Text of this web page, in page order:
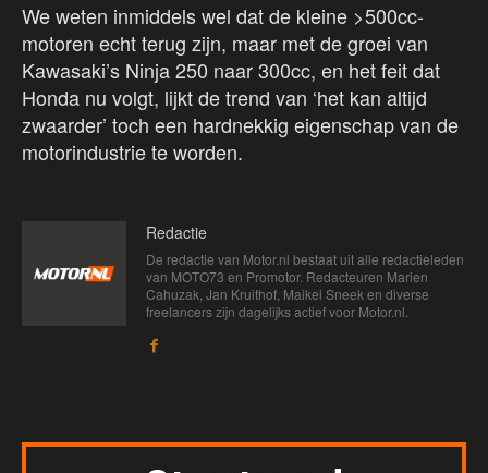
We weten inmiddels wel dat de kleine >500cc-
motoren echt terug zijn, maar met de groei van
Kawasaki’s Ninja 250 naar 300cc, en het feit dat
Honda nu volgt, lijkt de trend van ‘het kan altijd
zwaarder’ toch een hardnekkig eigenschap van de
motorindustrie te worden.
Redactie
De redactie van Motor.nl bestaat uit alle redactieleden
van MOTO73 en Promotor. Redacteuren Marien
Cahuzak, Jan Kruithof, Maikel Sneek en diverse
freelancers zijn dagelijks actief voor Motor.nl.